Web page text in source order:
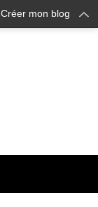
Créer mon blog